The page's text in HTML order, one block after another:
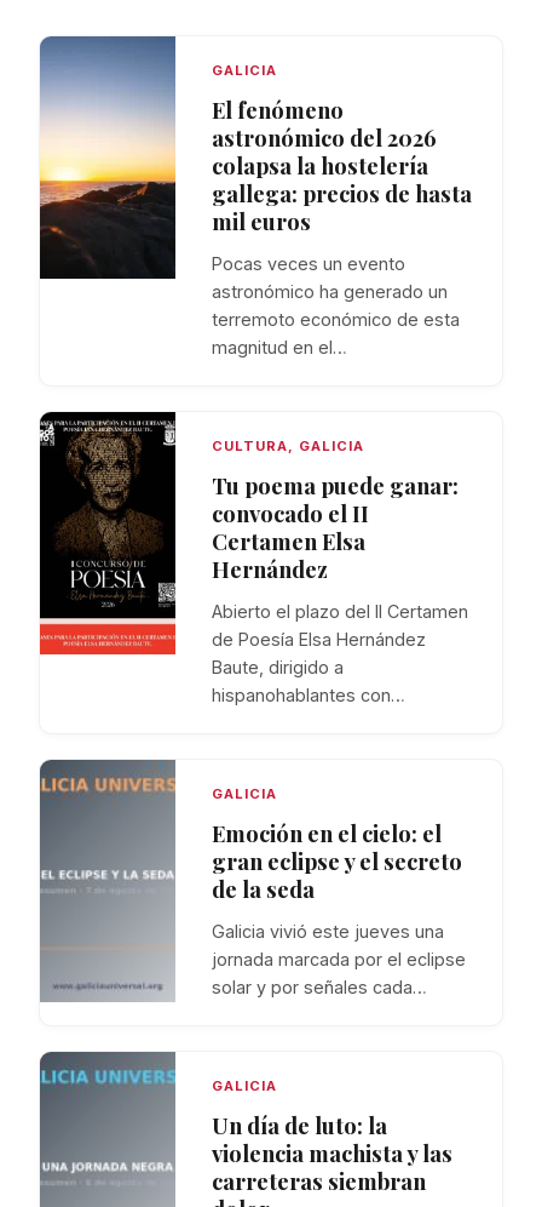
GALICIA
El fenómeno
astronómico del 2026
colapsa la hostelería
gallega: precios de hasta
mil euros
Pocas veces un evento
astronómico ha generado un
terremoto económico de esta
magnitud en el…
CULTURA, GALICIA
Tu poema puede ganar:
convocado el II
Certamen Elsa
Hernández
Abierto el plazo del II Certamen
de Poesía Elsa Hernández
Baute, dirigido a
hispanohablantes con…
GALICIA
Emoción en el cielo: el
gran eclipse y el secreto
de la seda
Galicia vivió este jueves una
jornada marcada por el eclipse
solar y por señales cada…
GALICIA
Un día de luto: la
violencia machista y las
carreteras siembran